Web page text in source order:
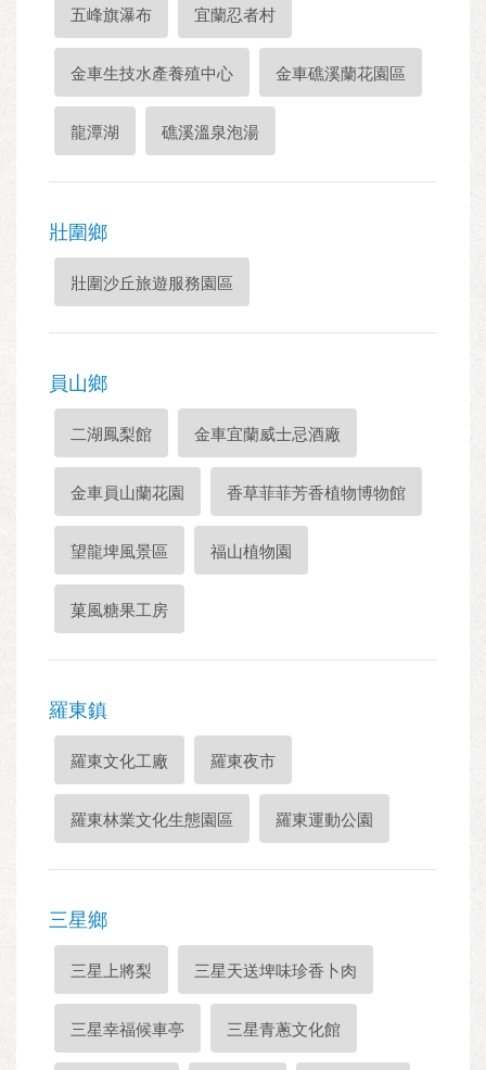
五峰旗瀑布 宜蘭忍者村
金車生技水產養殖中心 金車礁溪蘭花園區
龍潭湖 礁溪溫泉泡湯
壯圍鄉
壯圍沙丘旅遊服務園區
員山鄉
二湖鳳梨館 金車宜蘭威士忌酒廠
金車員山蘭花園 香草菲菲芳香植物博物館
望龍埤風景區 福山植物園
菓風糖果工房
羅東鎮
羅東文化工廠 羅東夜市
羅東林業文化生態園區 羅東運動公園
三星鄉
三星上將梨 三星天送埤味珍香卜肉
三星幸福候車亭 三星青蔥文化館